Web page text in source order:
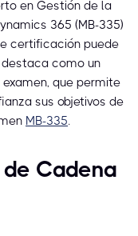
en Gestión de la
365 (MB-335)
certificación puede
como un
que permite
sus objetivos de
MB-335.
Cadena